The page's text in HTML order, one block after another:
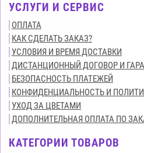
УСЛУГИ И СЕРВИС
ОПЛАТА
КАК СДЕЛАТЬ ЗАКАЗ?
УСЛОВИЯ И ВРЕМЯ ДОСТАВКИ
ДИСТАНЦИОННЫЙ ДОГОВОР И
БЕЗОПАСНОСТЬ ПЛАТЕЖЕЙ
КОНФИДЕНЦИАЛЬНОСТЬ И
УХОД ЗА ЦВЕТАМИ
ДОПОЛНИТЕЛЬНАЯ ОПЛАТА ПО
КАТЕГОРИИ ТОВАРОВ